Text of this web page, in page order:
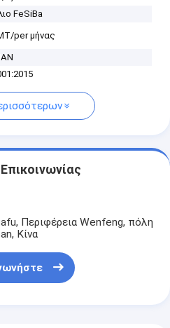
FeSiBa
per μήνας
Περιφέρεια Wenfeng, πόλη
Κίνα